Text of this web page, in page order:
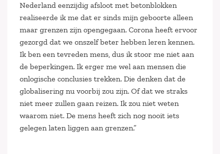
Nederland eenzijdig afsloot met betonblokken
realiseerde ik me dat er sinds mijn geboorte alleen
maar grenzen zijn opengegaan. Corona heeft ervoor
gezorgd dat we onszelf beter hebben leren kennen.
Ik ben een tevreden mens, dus ik stoor me niet aan
de beperkingen. Ik erger me wel aan mensen die
onlogische conclusies trekken. Die denken dat de
globalisering nu voorbij zou zijn. Of dat we straks
niet meer zullen gaan reizen. Ik zou niet weten
waarom niet. De mens heeft zich nog nooit iets
gelegen laten liggen aan grenzen.”